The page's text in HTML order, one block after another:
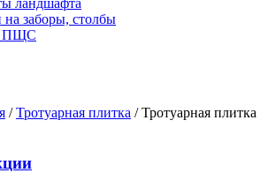
ландшафта
заборы, столбы
ПЩС
/Тротуарная плитка /Тротуарная плитка